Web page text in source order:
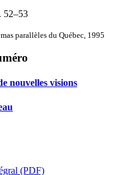
52–53
parallèles du Québec, 1995
nouvelles visions
(PDF)